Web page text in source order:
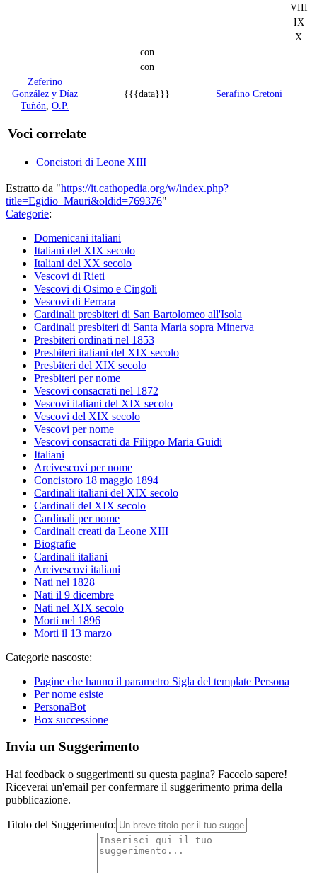
VIII
IX
X
con
con
Zeferino
González y Díaz
Tuñón O.P.
{{{data}}} Serafino Cretoni
Voci correlate
Concistori di Leone XIII
Estratto da "https://it.cathopedia.org/w/index.php?
title=Egidio_Mauri&oldid=769376"
Categorie:
Domenicani italiani
Italiani del XIX secolo
Italiani del XX secolo
Vescovi di Rieti
Vescovi di Osimo e Cingoli
Vescovi di Ferrara
Cardinali presbiteri di San Bartolomeo all'Isola
Cardinali presbiteri di Santa Maria sopra Minerva
Presbiteri ordinati nel 1853
Presbiteri italiani del XIX secolo
Presbiteri del XIX secolo
Presbiteri per nome
Vescovi consacrati nel 1872
Vescovi italiani del XIX secolo
Vescovi del XIX secolo
Vescovi per nome
Vescovi consacrati da Filippo Maria Guidi
Italiani
Arcivescovi per nome
Concistoro 18 maggio 1894
Cardinali italiani del XIX secolo
Cardinali del XIX secolo
Cardinali per nome
Cardinali creati da Leone XIII
Biografie
Cardinali italiani
Arcivescovi italiani
Nati nel 1828
Nati il 9 dicembre
Nati nel XIX secolo
Morti nel 1896
Morti il 13 marzo
Categorie nascoste:
Pagine che hanno il parametro Sigla del template Persona
Per nome esiste
PersonaBot
Box successione
Invia un Suggerimento
Hai feedback o suggerimenti su questa pagina? Faccelo sapere!
Riceverai un'email per confermare il suggerimento prima della
pubblicazione.
Titolo del Suggerimento: